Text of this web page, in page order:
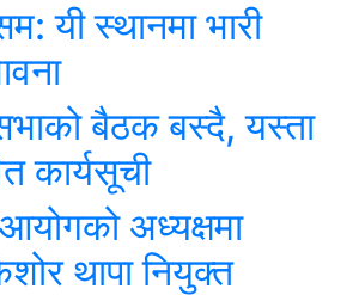
यी स्थानमा भारी
बैठक बस्दै, यस्ता
कार्यसूची
अध्यक्षमा
थापा नियुक्त